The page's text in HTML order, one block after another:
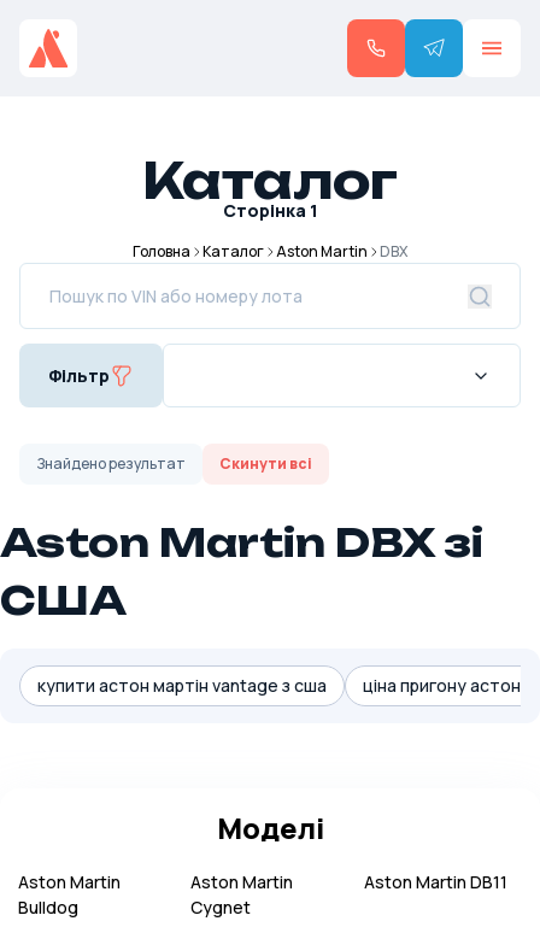
Каталог
Сторінка 1
Головна Каталог Aston Martin DBX
Фільтр
Знайденорезультат Скинути всі
Aston Martin DBX зі
США
купити астон мартін vantage з сша ціна пригону астон
Моделі
Aston Martin
Bulldog
Aston Martin
Cygnet
Aston Martin DB11